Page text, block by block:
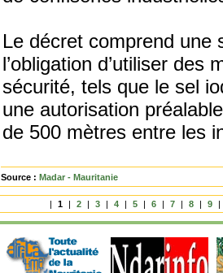
Le décret comprend une
l’obligation d’utiliser
sécurité, tels que le sel
une autorisation
de 500 mètres entre les
Source : Madar - Mauritanie
| 1 | 2 | 3 | 4 | 5 | 6 | 7 | 8 | 9 |